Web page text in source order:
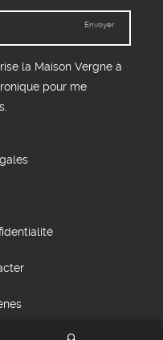
la Maison Vergne à
pour me
Envoyer